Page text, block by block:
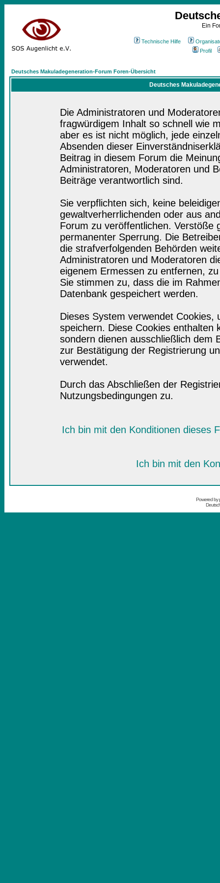
Ein
Technische Hilfe
Profil
Deutsches Makuladegeneration-Forum Foren-Übersicht
Deutsches
Die Administratoren und
fragwürdigem Inhalt so schnell wie
aber es ist nicht möglich, jede
Absenden dieser
Beitrag in diesem Forum die
Administratoren, Moderatoren und
Beiträge verantwortlich sind.
Sie verpflichten sich, keine
gewaltverherrlichenden oder aus
Forum zu veröffentlichen. Verstöße
permanenter Sperrung. Die
die strafverfolgenden Behörden
Administratoren und Moderatoren
eigenem Ermessen zu entfernen,
Sie stimmen zu, dass die im
Datenbank gespeichert werden.
Dieses System verwendet
speichern. Diese Cookies enthalten
sondern dienen ausschließlich dem
zur Bestätigung der Registrierung
verwendet.
Durch das Abschließen der
Nutzungsbedingungen zu.
Ich bin mit den Konditionen dieses
Ich bin mit den
Powered by